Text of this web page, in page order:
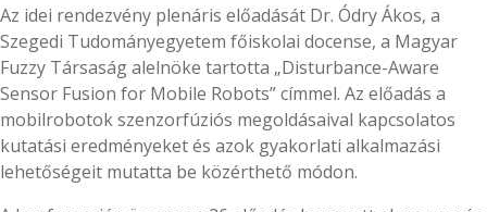
Az idei rendezvény plenáris előadását Dr. Ódry Ákos, a
Szegedi Tudományegyetem főiskolai docense, a Magyar
Fuzzy Társaság alelnöke tartotta „Disturbance-Aware
Sensor Fusion for Mobile Robots” címmel. Az előadás a
mobilrobotok szenzorfúziós megoldásaival kapcsolatos
kutatási eredményeket és azok gyakorlati alkalmazási
lehetőségeit mutatta be közérthető módon.